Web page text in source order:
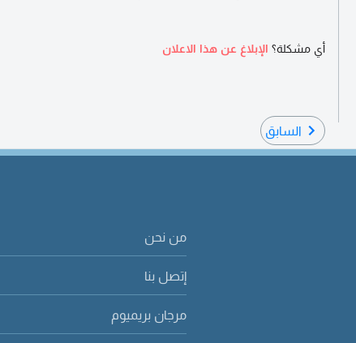
أي مشكلة؟ الإبلاغ عن هذا الاعلان
السابق
من نحن
إتصل بنا
مرجان بريميوم